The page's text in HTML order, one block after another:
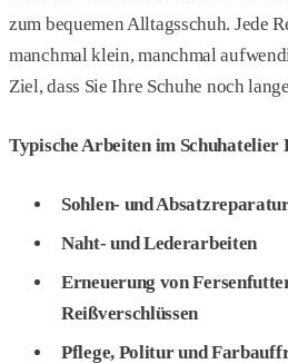
zum bequemen Alltagsschuh. Jede
manchmal klein, manchmal
Ziel, dass Sie Ihre Schuhe noch
Typische Arbeiten im Schuhatelier
Sohlen- und
Naht- und Lederarbeiten
Erneuerung von
Reißverschlüssen
Pflege, Politur und